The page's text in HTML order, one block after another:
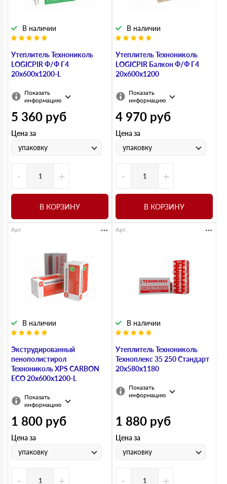
Утеплитель Технониколь
LOGICPIR Ф/Ф Г4
20х600х1200-L
В наличии
Показать
информацию
5 360 руб
Цена за
упаковку
- +
В КОРЗИНУ
Утеплитель Технониколь
LOGICPIR Балкон Ф/Ф Г4
20х600х1200
В наличии
Показать
информацию
4 970 руб
Цена за
упаковку
- +
В КОРЗИНУ
Экструдированный
пенополистирол
Технониколь XPS CARBON
ECO 20х600х1200-L
В наличии
Арт.
Показать
информацию
1 800 руб
Цена за
упаковку
- +
Утеплитель Технониколь
Техноплекс 35 250 Стандарт
20х580х1180
В наличии
Арт.
Показать
информацию
1 880 руб
Цена за
упаковку
- +